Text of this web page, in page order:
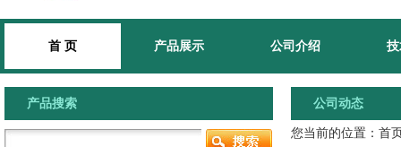
首 页 产品展示 公司介绍
公司动态
您当前的位置： 首
产品搜索